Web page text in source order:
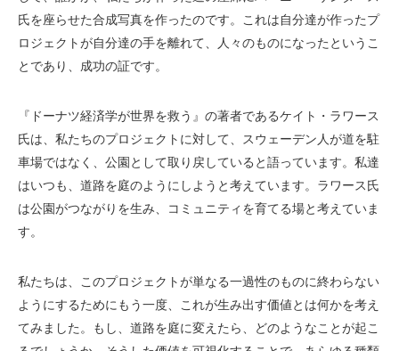
氏を座らせた合成写真を作ったのです。これは自分達が作ったプ
ロジェクトが自分達の手を離れて、人々のものになったというこ
とであり、成功の証です。
『ドーナツ経済学が世界を救う』の著者であるケイト・ラワース
氏は、私たちのプロジェクトに対して、スウェーデン人が道を駐
車場ではなく、公園として取り戻していると語っています。私達
はいつも、道路を庭のようにしようと考えています。ラワース氏
は公園がつながりを生み、コミュニティを育てる場と考えていま
す。
私たちは、このプロジェクトが単なる一過性のものに終わらない
ようにするためにもう一度、これが生み出す価値とは何かを考え
てみました。もし、道路を庭に変えたら、どのようなことが起こ